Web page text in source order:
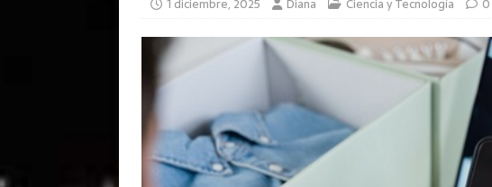
1 diciembre, 2025 Diana Ciencia y Tecnología 0